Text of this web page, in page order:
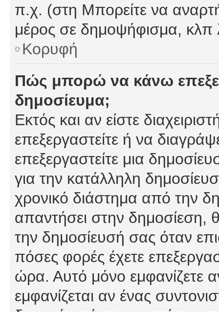
π.χ. (στη Μπορείτε να
μέρος σε δημοψήφισμα, κλπ
Κορυφή
Πώς μπορώ να κάνω
δημοσίευμα;
Εκτός και αν είστε
επεξεργαστείτε ή να
επεξεργαστείτε μια
για την κατάλληλη
χρονικό διάστημα από την
απαντήσει στην δημοσίεση,
την δημοσίευσή σας όταν
πόσες φορές έχετε
ώρα. Αυτό μόνο εμφανίζετε
εμφανίζεται αν ένας